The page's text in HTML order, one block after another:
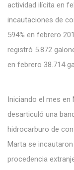
actividad ilícita en
incautaciones de
594% en febrero
registró 5.872
en febrero 38.714
Iniciando el mes en
desarticuló una
hidrocarburo de
Marta se
procedencia